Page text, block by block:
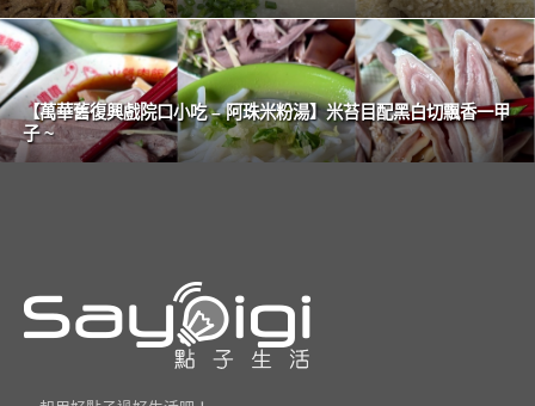
【萬華舊復興戲院口小吃 – 阿珠米粉湯】米苔目配黑白切飄香一甲
子 ~